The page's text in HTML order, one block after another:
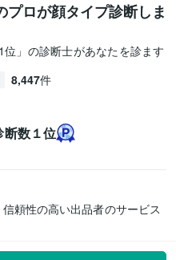
ロが顔タイプ診断しま
」の診断士があなたを診ます
8,447件
断数１位
頼性の高い出品者のサービス